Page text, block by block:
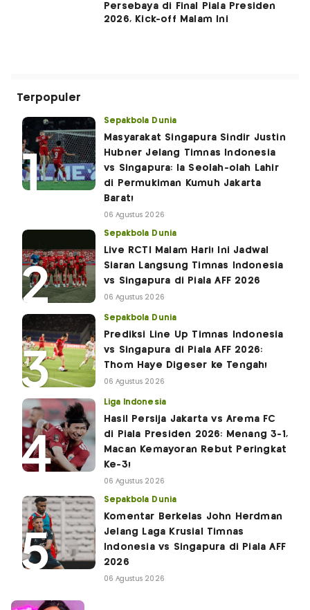
Persebaya di Final Piala Presiden
2026, Kick-off Malam Ini
Terpopuler
Sepakbola Dunia
Masyarakat Singapura Sindir Justin
Hubner Jelang Timnas Indonesia
vs Singapura: Ia Seolah-olah Lahir
di Permukiman Kumuh Jakarta
Barat!
06 Agustus 2026
Sepakbola Dunia
Live RCTI Malam Hari! Ini Jadwal
Siaran Langsung Timnas Indonesia
vs Singapura di Piala AFF 2026
06 Agustus 2026
Sepakbola Dunia
Prediksi Line Up Timnas Indonesia
vs Singapura di Piala AFF 2026:
Thom Haye Digeser ke Tengah!
06 Agustus 2026
Liga Indonesia
Hasil Persija Jakarta vs Arema FC
di Piala Presiden 2026: Menang 3-1,
Macan Kemayoran Rebut Peringkat
Ke-3!
06 Agustus 2026
Sepakbola Dunia
Komentar Berkelas John Herdman
Jelang Laga Krusial Timnas
Indonesia vs Singapura di Piala AFF
2026
06 Agustus 2026